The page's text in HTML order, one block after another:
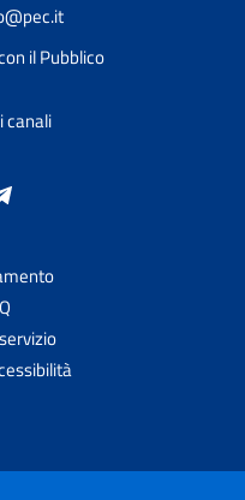
il Pubblico
canali